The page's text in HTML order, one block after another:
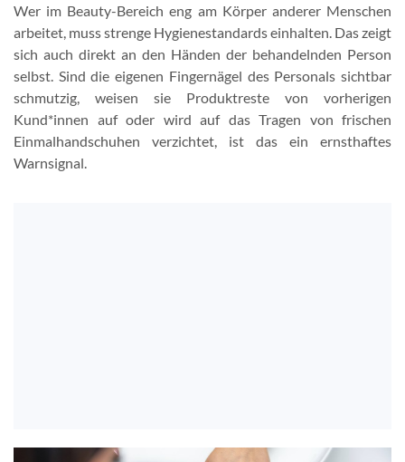
Wer im Beauty-Bereich eng am Körper anderer Menschen
arbeitet, muss strenge Hygienestandards einhalten. Das zeigt
sich auch direkt an den Händen der behandelnden Person
selbst. Sind die eigenen Fingernägel des Personals sichtbar
schmutzig, weisen sie Produktreste von vorherigen
Kund*innen auf oder wird auf das Tragen von frischen
Einmalhandschuhen verzichtet, ist das ein ernsthaftes
Warnsignal.